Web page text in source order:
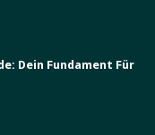
Dein Fundament Für